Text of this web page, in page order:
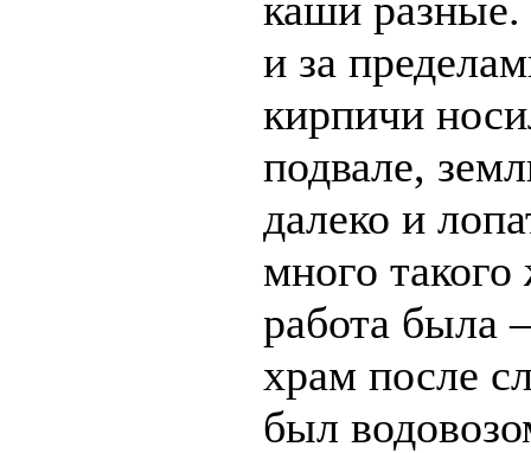
и за
кирпичи
подвале,
далеко и
много
работа была
храм после
был